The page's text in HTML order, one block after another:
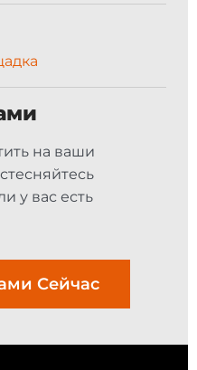
на ваши
у вас есть
Сейчас